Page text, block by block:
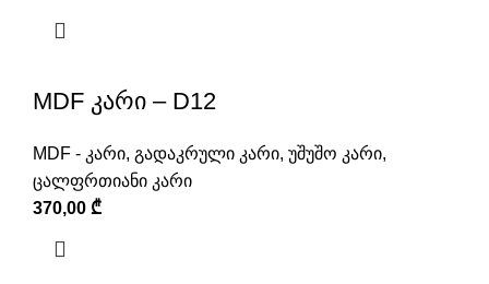
MDF კარი – D12
MDF - კარი, გადაკრული კარი, უშუშო კარი,
ცალფრთიანი კარი
370,00 ₾